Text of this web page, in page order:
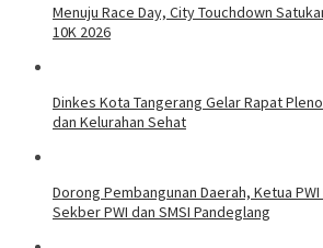
Menuju Race Day, City Touchdown
10K 2026
Dinkes Kota Tangerang Gelar Rapat
dan Kelurahan Sehat
Dorong Pembangunan Daerah, Ketua
Sekber PWI dan SMSI Pandeglang